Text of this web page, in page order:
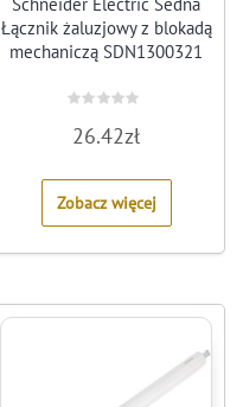
Łącznik żaluzjowy z blokadą
mechaniczą SDN1300321
0
out
5
26.42zł
Zobacz więcej